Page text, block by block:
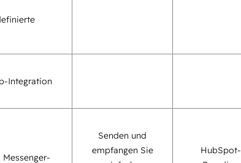
Integration
Senden und
empfangen Sie
HubSpot-